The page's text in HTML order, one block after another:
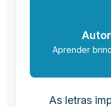
Aprender
As letras